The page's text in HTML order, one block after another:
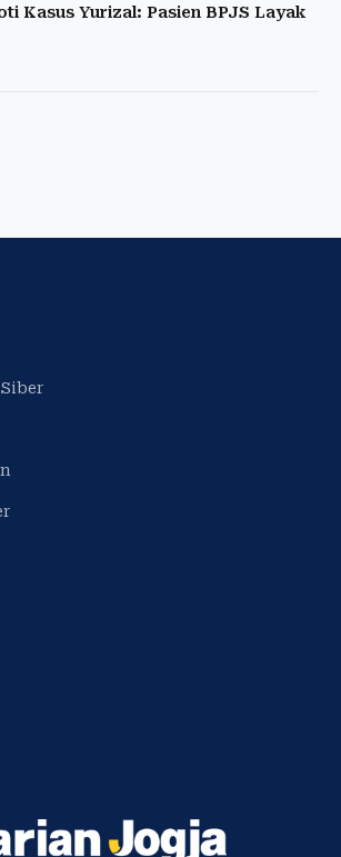
Kasus Yurizal: Pasien BPJS Layak